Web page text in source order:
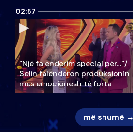
02:57
"Një falenderim special për…"/
Selin falënderon produksionin
mes emocionesh të forta
më shumë →